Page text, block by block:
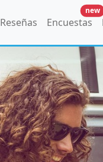
Reseñas Encuestas
new